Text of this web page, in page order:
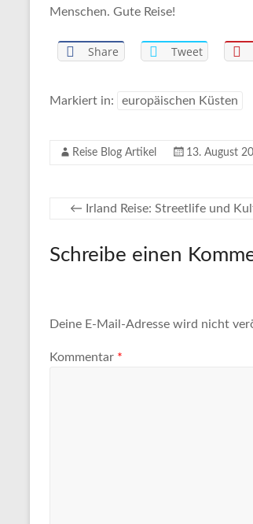
Menschen. Gute Reise!
Share Tweet
Markiert in: europäischen Küsten
Reise Blog Artikel 13. August
← Irland Reise: Streetlife und
Schreibe einen
Deine E-Mail-Adresse wird nicht
Kommentar *